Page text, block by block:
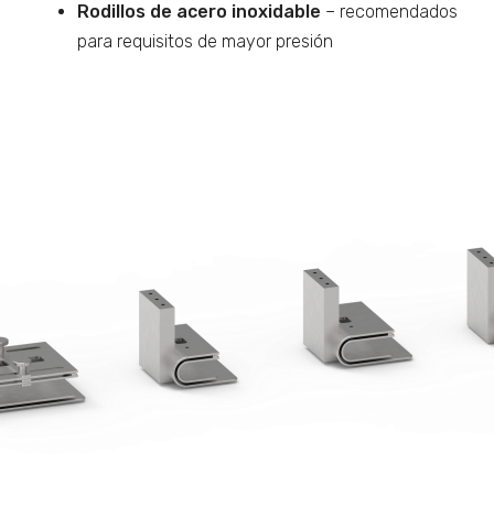
Rodillos de acero inoxidable – recomendados
para requisitos de mayor presión